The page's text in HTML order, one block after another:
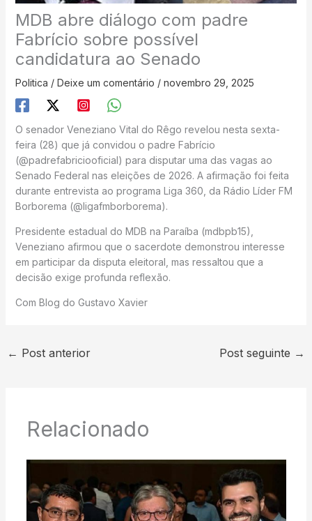
MDB abre diálogo com padre
Fabrício sobre possível
candidatura ao Senado
Politica / Deixe um comentário / novembro 29, 2025
O senador Veneziano Vital do Rêgo revelou nesta sexta-
feira (28) que já convidou o padre Fabrício
(@padrefabriciooficial) para disputar uma das vagas ao
Senado Federal nas eleições de 2026. A afirmação foi feita
durante entrevista ao programa Liga 360, da Rádio Líder FM
Borborema (@ligafmborborema).
Presidente estadual do MDB na Paraíba (mdbpb15),
Veneziano afirmou que o sacerdote demonstrou interesse
em participar da disputa eleitoral, mas ressaltou que a
decisão exige profunda reflexão.
Com Blog do Gustavo Xavier
← Post anterior Post seguinte →
Relacionado